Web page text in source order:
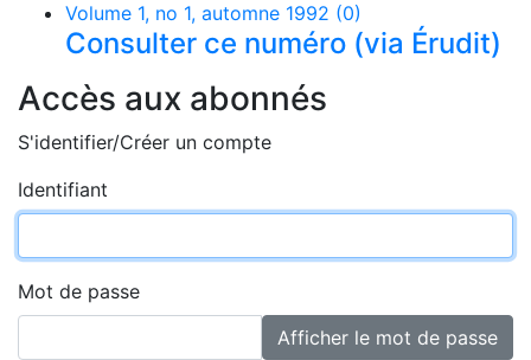
Volume 1, no 1, automne 1992 (0)
Consulter ce numéro (via Érudit)
Accès aux abonnés
S'identifier/Créer un compte
Identifiant
Mot de passe
Afficher le mot de passe